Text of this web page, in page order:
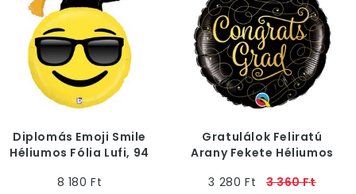
Diplomás Emoji Smile
Héliumos Fólia Lufi, 94
8 180 Ft
Gratulálok Feliratú
Arany Fekete Héliumos
3 280 Ft
3 360 Ft